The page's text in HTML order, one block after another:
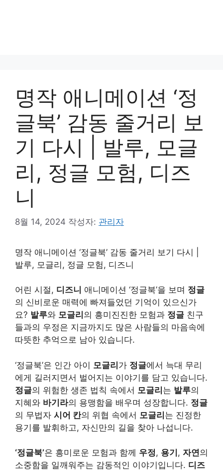
명작 애니메이션 ‘정
글북’ 감동 줄거리 보
기 다시 | 발루, 모글
리, 정글 모험, 디즈
니
8월 14, 2024 작성자: 관리자
명작 애니메이션 ‘정글북’ 감동 줄거리 보기 다시 |
발루, 모글리, 정글 모험, 디즈니
어린 시절, 디즈니 애니메이션 ‘정글북’을 보며 정글
의 신비로운 매력에 빠져들었던 기억이 있으신가
요? 발루와 모글리 의 흥미진진한 모험과 정글 친구
들과의 우정은 지금까지도 많은 사람들의 마음속에
따뜻한 추억으로 남아 있습니다.
‘정글북’은 인간 아이 모글리가 정글에서 늑대 무리
에게 길러지면서 벌어지는 이야기를 담고 있습니다.
정글의 위험한 생존 법칙 속에서 모글리는 발루의
지혜와 바기라의 용맹함을 배우며 성장합니다. 정글
의 무법자 시어 칸의 위협 속에서 모글리는 진정한
용기를 발휘하고, 자신만의 길을 찾아 나섭니다.
‘정글북’은 흥미로운 모험과 함께 우정, 용기 , 자연의
소중함을 일깨워주는 감동적인 이야기입니다. 디즈